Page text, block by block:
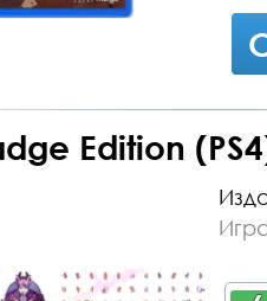
Edition